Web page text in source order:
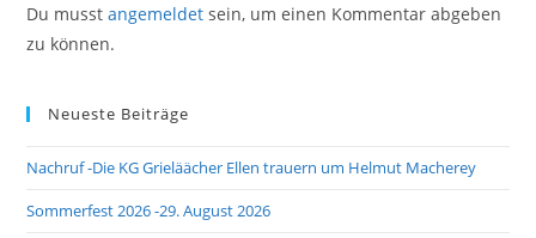
Du musstangemeldet sein, um einen Kommentar abgeben
zu können.
Neueste Beiträge
Nachruf -Die KG Grieläächer Ellen trauern um Helmut Macherey
Sommerfest 2026 -29. August 2026